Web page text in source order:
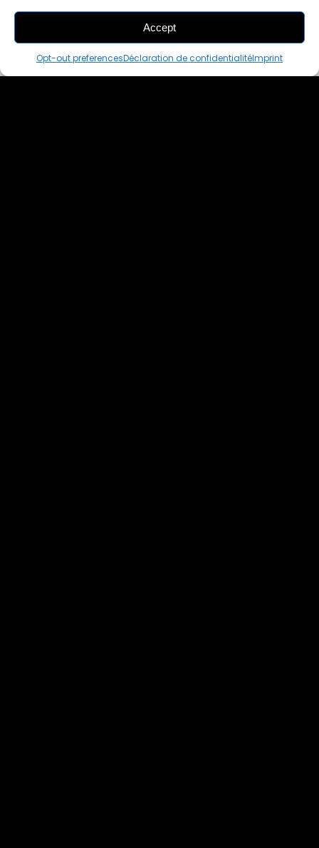
Accept
Opt-out preferencesDéclaration de confidentialitéImprint
THIS PAIR IS
ALREADY SOLD OUT